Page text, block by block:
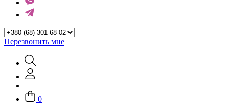
Перезвонить мне
0